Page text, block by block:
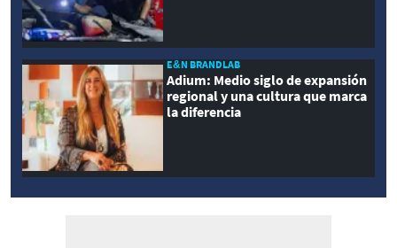
E&N BRANDLAB
Adium: Medio siglo de expansión
regional y una cultura que marca
la diferencia